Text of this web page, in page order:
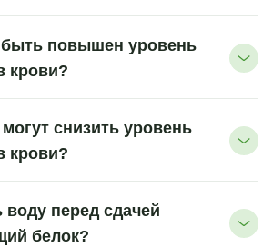
повышен уровень
крови?
снизить уровень
крови?
перед сдачей
белок?